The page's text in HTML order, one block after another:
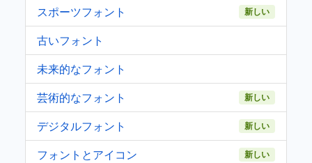
スポーツフォント
新しい
古いフォント
未来的なフォント
芸術的なフォント
新しい
デジタルフォント 新しい
フォントとアイコン 新しい